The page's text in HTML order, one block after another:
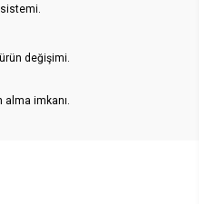
değişimi.
imkanı.